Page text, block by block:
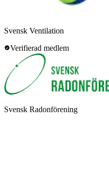
Svensk Ventilation
Verifierad medlem
Svensk Radonförening